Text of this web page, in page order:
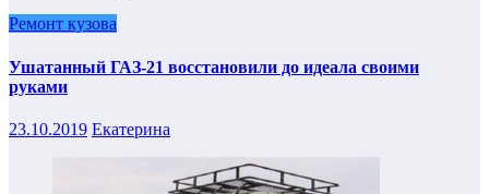
Ремонт кузова
Ушатанный ГАЗ-21 восстановили до идеала своими
руками
23.10.2019 Екатерина